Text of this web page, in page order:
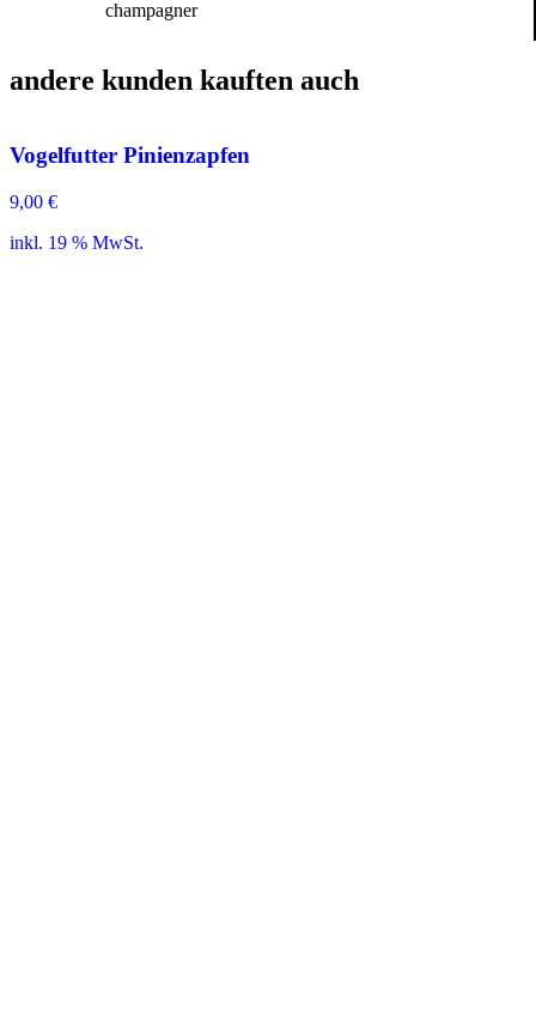
champagner
andere kunden kauften auch
Vogelfutter Pinienzapfen
9,00 €
inkl. 19 % MwSt.